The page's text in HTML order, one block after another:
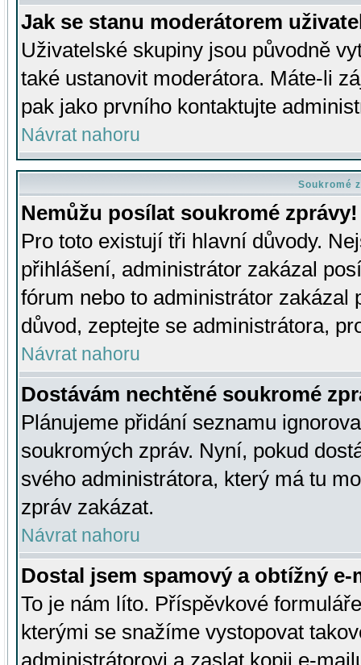
Jak se stanu moderátorem
Uživatelské skupiny jsou původně
také ustanovit moderátora. Máte-li
pak jako prvního kontaktujte
Návrat nahoru
Soukromé
Nemůžu posílat soukromé zprávy!
Pro toto existují tři hlavní důvody.
přihlášení, administrátor zakázal
fórum nebo to administrátor zakázal
důvod, zeptejte se administrátora,
Návrat nahoru
Dostávám nechtěné soukromé
Plánujeme přidání seznamu
soukromých zpráv. Nyní, pokud
svého administrátora, který má tu
zpráv zakázat.
Návrat nahoru
Dostal jsem spamový a obtížný
To je nám líto. Příspěvkové
kterými se snažíme vystopovat
administrátorovi a zaslat kopii e-